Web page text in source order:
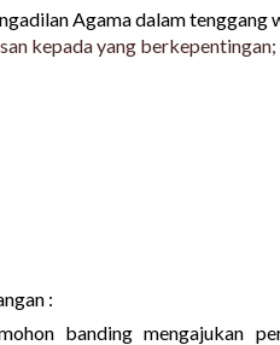
Agama dalam tenggang
kepada yang berkepentingan;
:
banding mengajukan